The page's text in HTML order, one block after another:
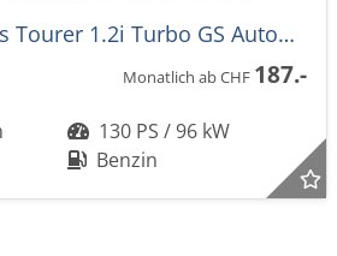
OPEL Astra Sports Tourer 1.2i Turbo GS Automat
Monatlich ab CHF 187.-
130 PS / 96 kW
Benzin